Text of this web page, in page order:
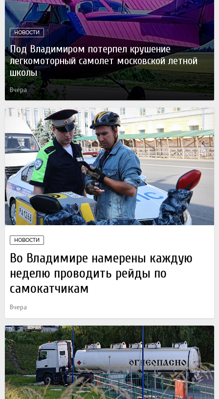
НОВОСТИ
Под Владимиром потерпел крушение
легкомоторный самолет московской летной
школы
Вчера
НОВОСТИ
Во Владимире намерены каждую
неделю проводить рейды по
самокатчикам
Вчера